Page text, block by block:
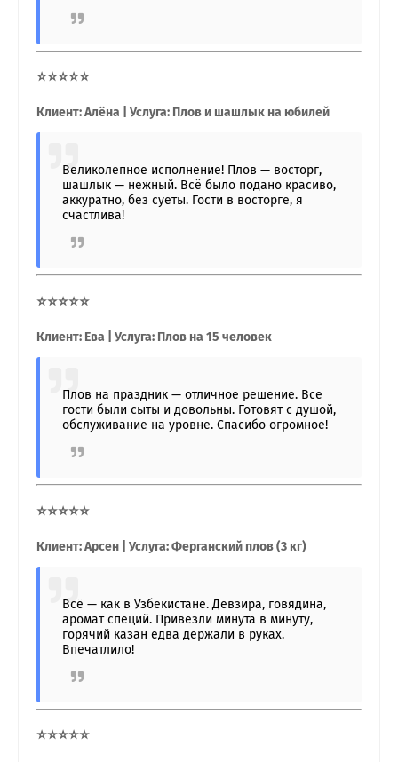
⭐⭐⭐⭐⭐
Клиент: Алёна | Услуга: Плов и шашлык на юбилей
Великолепное исполнение! Плов — восторг,
шашлык — нежный. Всё было подано красиво,
аккуратно, без суеты. Гости в восторге, я
счастлива!
⭐⭐⭐⭐⭐
Клиент: Ева | Услуга: Плов на 15 человек
Плов на праздник — отличное решение. Все
гости были сыты и довольны. Готовят с душой,
обслуживание на уровне. Спасибо огромное!
⭐⭐⭐⭐⭐
Клиент: Арсен | Услуга: Ферганский плов (3 кг)
Всё — как в Узбекистане. Девзира, говядина,
аромат специй. Привезли минута в минуту,
горячий казан едва держали в руках.
Впечатлило!
⭐⭐⭐⭐⭐